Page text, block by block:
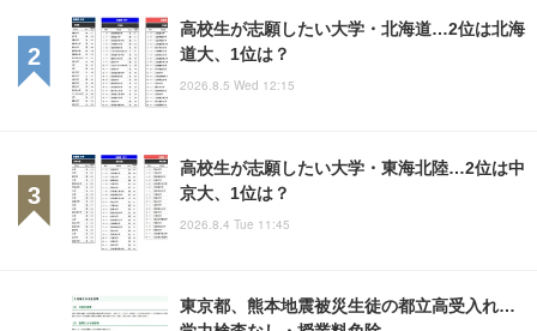
高校生が志願したい大学・北海道…2位は北海
道大、1位は？
2026.8.5 Wed 12:15
高校生が志願したい大学・東海北陸…2位は中
京大、1位は？
2026.8.4 Tue 11:45
東京都、熊本地震被災生徒の都立高受入れ…